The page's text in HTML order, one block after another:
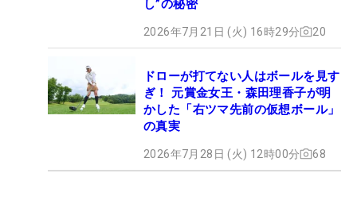
し”の秘密
2026年7月21日 (火) 16時29分 20
ドローが打てない人はボールを見す
ぎ！ 元賞金女王・森田理香子が明
かした「右ツマ先前の仮想ボール」
の真実
2026年7月28日 (火) 12時00分 68